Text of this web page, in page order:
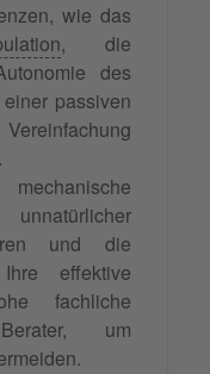
wie das
, die
des
passiven
und die
effektive
fachliche
um